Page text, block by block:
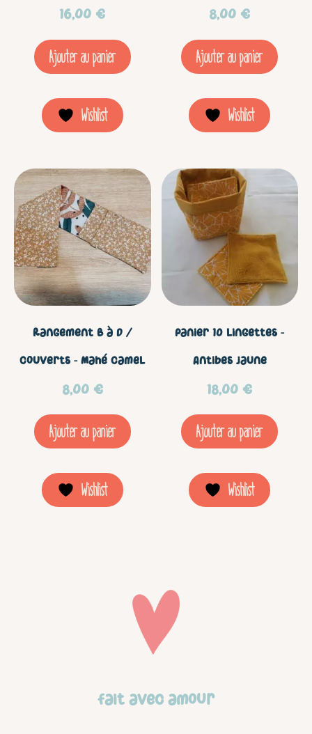
16,00 €
Ajouter au panier
Wishlist
8,00 €
Ajouter au panier
Wishlist
Rangement B à D /
couverts – Mahé camel
8,00 €
Ajouter au panier
Wishlist
Panier 10 lingettes –
Antibes jaune
18,00 €
Ajouter au panier
Wishlist
Fait avec amour